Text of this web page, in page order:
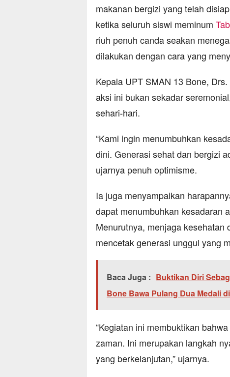
makanan bergizi yang telah
ketika seluruh siswi meminum
riuh penuh canda seakan
dilakukan dengan cara yang
Kepala UPT SMAN 13 Bone,
aksi ini bukan sekadar
sehari-hari.
“Kami ingin menumbuhkan
dini. Generasi sehat dan bergizi
ujarnya penuh optimisme.
Ia juga menyampaikan
dapat menumbuhkan kesadaran
Menurutnya, menjaga kesehatan
mencetak generasi unggul yang
Baca Juga : Buktikan Diri
Bone Bawa Pulang Dua Medali
“Kegiatan ini membuktikan
zaman. Ini merupakan langkah
yang berkelanjutan,” ujarnya.